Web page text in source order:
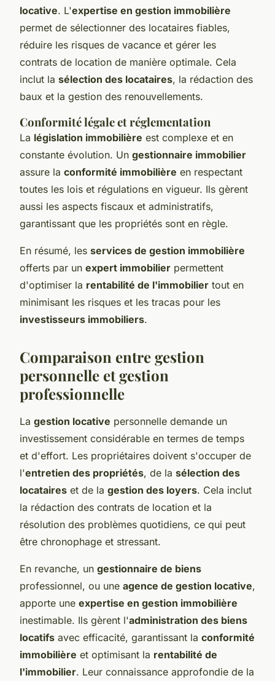
locative. L'expertise en gestion immobilière
permet de sélectionner des locataires fiables,
réduire les risques de vacance et gérer les
contrats de location de manière optimale. Cela
inclut la sélection des locataires, la rédaction des
baux et la gestion des renouvellements.
Conformité légale et réglementation
La législation immobilière est complexe et en
constante évolution. Un gestionnaire immobilier
assure la conformité immobilière en respectant
toutes les lois et régulations en vigueur. Ils gèrent
aussi les aspects fiscaux et administratifs,
garantissant que les propriétés sont en règle.
En résumé, les services de gestion immobilière
offerts par un expert immobilier permettent
d'optimiser la rentabilité de l'immobilier tout en
minimisant les risques et les tracas pour les
investisseurs immobiliers.
Comparaison entre gestion
personnelle et gestion
professionnelle
La gestion locative personnelle demande un
investissement considérable en termes de temps
et d'effort. Les propriétaires doivent s'occuper de
l'entretien des propriétés, de la sélection des
locataires et de la gestion des loyers. Cela inclut
la rédaction des contrats de location et la
résolution des problèmes quotidiens, ce qui peut
être chronophage et stressant.
En revanche, un gestionnaire de biens
professionnel, ou une agence de gestion locative,
apporte une expertise en gestion immobilière
inestimable. Ils gèrent l'administration des biens
locatifs avec efficacité, garantissant la conformité
immobilière et optimisant la rentabilité de
l'immobilier. Leur connaissance approfondie de la